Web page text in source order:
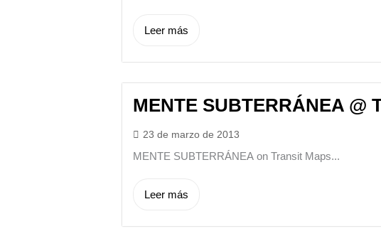
Leer más
MENTE SUBTERRÁNEA @
23 de marzo de 2013
MENTE SUBTERRÁNEA on Transit Maps...
Leer más